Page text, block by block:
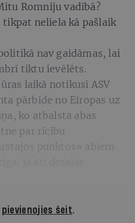
Romniju vadībā?
neliela kā pašlaik
nav gaidāmas, lai
tiktu ievēlēts.
laikā notikusī ASV
pārbīde no Eiropas uz
ko atbalsta abas
par rīcību
punktos» abiem
pievienojies šeit.